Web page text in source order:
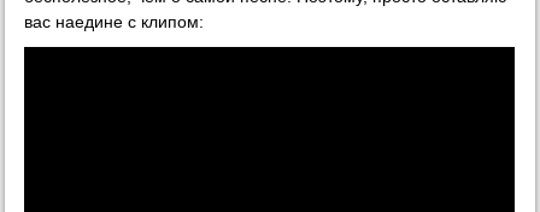
вас наедине с клипом: